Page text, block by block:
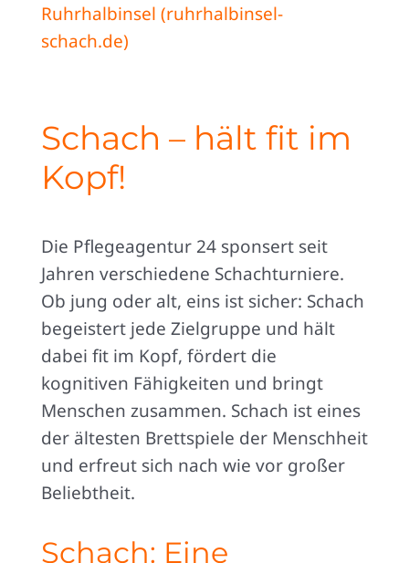
Ruhrhalbinsel (ruhrhalbinsel-
schach.de)
Schach – hält fit im
Kopf!
Die Pflegeagentur 24 sponsert seit
Jahren verschiedene Schachturniere.
Ob jung oder alt, eins ist sicher: Schach
begeistert jede Zielgruppe und hält
dabei fit im Kopf, fördert die
kognitiven Fähigkeiten und bringt
Menschen zusammen. Schach ist eines
der ältesten Brettspiele der Menschheit
und erfreut sich nach wie vor großer
Beliebtheit.
Schach: Eine